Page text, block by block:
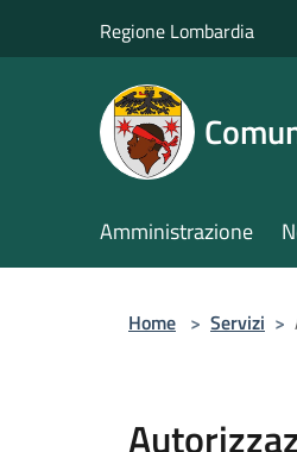
Regione Lombardia
Amministrazione
Home > Servizi >